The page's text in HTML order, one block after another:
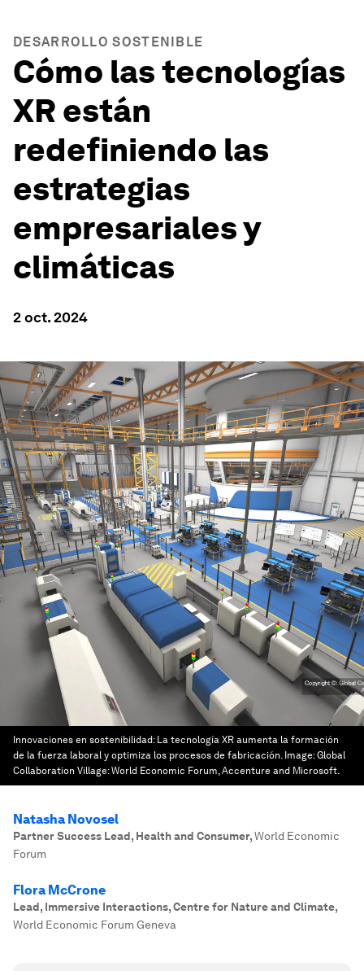
DESARROLLO SOSTENIBLE
Cómo las tecnologías
XR están
redefiniendo las
estrategias
empresariales y
climáticas
2 oct. 2024
Innovaciones en sostenibilidad: La tecnología XR aumenta la formación
de la fuerza laboral y optimiza los procesos de fabricación. Image:Global
Collaboration Village: World Economic Forum, Accenture and Microsoft.
Natasha Novosel
Partner Success Lead, Health and Consumer,World Economic
Forum
Flora McCrone
Lead, Immersive Interactions, Centre for Nature and Climate,
World Economic Forum Geneva